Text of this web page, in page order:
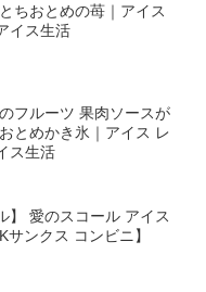
ちおとめの苺｜アイス
イス生活
フルーツ 果肉ソースが
とめかき氷｜アイス レ
ス生活
】 愛のスコール アイス
ンクス コンビニ】